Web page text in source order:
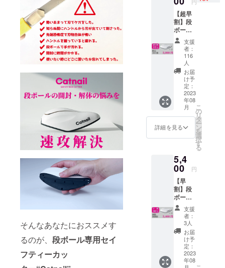
そんなあなたにおススメす
るのが、 段ボール専用セイ
フティーカッ
産効率
が向上
した場
合、正
規販売
価格が
販売予
定価格
より下
がる可
能性も
ござい
ます。
ラップ1
個 ・替
え刃2個
【超早
割】段
ボール
カッ
ター
Catnail
×2個
【一般
販売予
定価格
7,800円
35％OF
F】
【セッ
・スト
ラップ2
個 ・替
え刃4個
支援
者：
116
人
お届
け予
定：
2023
年08
月
詳細を見る
こ
の
リ
タ
ー
ン
を
選
択
す
る
5,4
00 円
【早
割】段
ボール
カッ
ター
Catnail
×2個
【一般
販売予
定価格
7,800円
支援
者：
3人
お届
け予
定：
2023
年08